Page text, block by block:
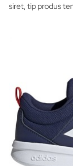
siret, tip produs